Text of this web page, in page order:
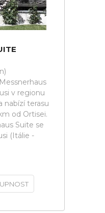
v regionu
nabízí terasu
od Ortisei.
Suite se
(Itálie -